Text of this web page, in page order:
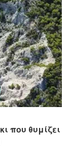
που θυμίζει